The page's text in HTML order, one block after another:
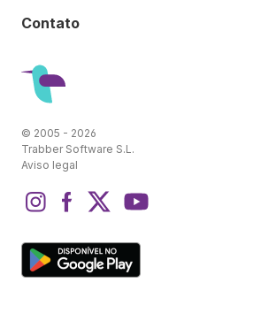
Contato
© 2005 - 2026
Trabber Software S.L.
Aviso legal